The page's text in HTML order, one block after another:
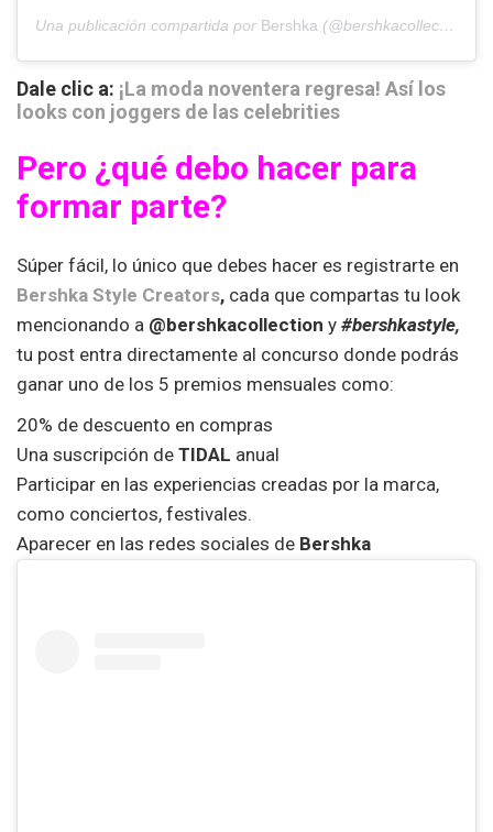
Una publicación compartida por Bershka (@bershkacollection) el
Dale clic a: ¡La moda noventera regresa! Así los
looks con joggers de las celebrities
Pero ¿qué debo hacer para
formar parte?
Súper fácil, lo único que debes hacer es registrarte en
Bershka Style Creators, cada que compartas tu look
mencionando a @bershkacollection y #bershkastyle,
tu post entra directamente al concurso donde podrás
ganar uno de los 5 premios mensuales como:
20% de descuento en compras
Una suscripción de TIDAL anual
Participar en las experiencias creadas por la marca,
como conciertos, festivales.
Aparecer en las redes sociales de Bershka